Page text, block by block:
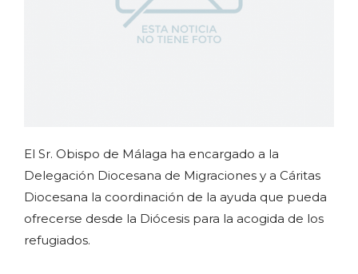
El Sr. Obispo de Málaga ha encargado a la
Delegación Diocesana de Migraciones y a Cáritas
Diocesana la coordinación de la ayuda que pueda
ofrecerse desde la Diócesis para la acogida de los
refugiados.